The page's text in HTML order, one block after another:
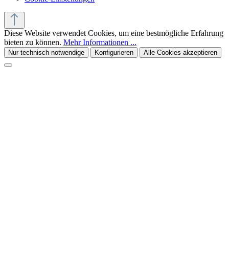
Diese Website verwendet Cookies, um eine bestmögliche Erfahrung
bieten zu können. Mehr Informationen ...
Nur technisch notwendige Konfigurieren Alle Cookies akzeptieren